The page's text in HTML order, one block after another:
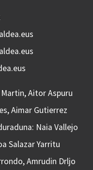
Aitor Aspuru
Aimar Gutierrez
Naia Vallejo
Salazar Yarritu
Amrudin Drljo